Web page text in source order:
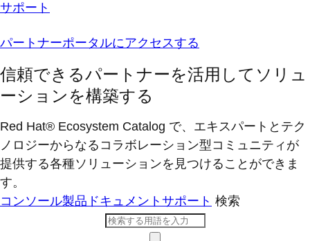
サポート
パートナーポータルにアクセスする
信頼できるパートナーを活用してソリュ
ーションを構築する
Red Hat® Ecosystem Catalog で、エキスパートとテク
ノロジーからなるコラボレーション型コミ​ュニティが
提供する各種ソリューションを見つけることができま
す。
コンソール製品ドキュメント サポート 検索